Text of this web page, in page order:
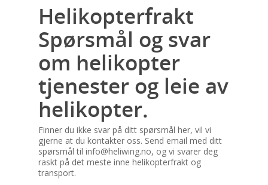
Helikopterfrakt
Spørsmål og svar
om helikopter
tjenester og leie av
helikopter.
Finner du ikke svar på ditt spørsmål her, vil vi
gjerne at du kontakter oss. Send email med ditt
spørsmål til info@heliwing.no, og vi svarer deg
raskt på det meste inne helikopterfrakt og
transport.